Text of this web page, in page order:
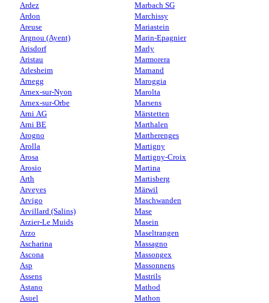
Ardez
Ardon
Areuse
Argnou (Ayent)
Arisdorf
Aristau
Arlesheim
Arnegg
Arnex-sur-Nyon
Arnex-sur-Orbe
Arni AG
Arni BE
Arogno
Arolla
Arosa
Arosio
Arth
Arveyes
Arvigo
Arvillard (Salins)
Arzier-Le Muids
Arzo
Ascharina
Ascona
Asp
Assens
Astano
Asuel
Marbach SG
Marchissy
Mariastein
Marin-Epagnier
Marly
Marmorera
Marnand
Maroggia
Marolta
Marsens
Märstetten
Marthalen
Martherenges
Martigny
Martigny-Croix
Martina
Martisberg
Märwil
Maschwanden
Mase
Masein
Maseltrangen
Massagno
Massongex
Massonnens
Mastrils
Mathod
Mathon